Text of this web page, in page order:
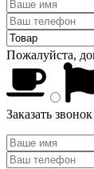
Пожалуйста,
Заказать звонок